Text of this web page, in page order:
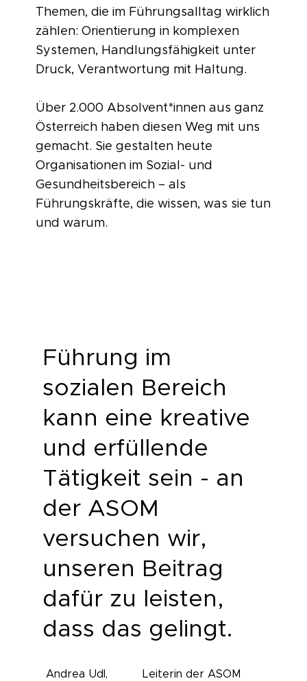
Themen, die im Führungsalltag wirklich
zählen: Orientierung in komplexen
Systemen, Handlungsfähigkeit unter
Druck, Verantwortung mit Haltung.
Über 2.000 Absolvent*innen aus ganz
Österreich haben diesen Weg mit uns
gemacht. Sie gestalten heute
Organisationen im Sozial- und
Gesundheitsbereich – als
Führungskräfte, die wissen, was sie tun
und warum.
Führung im
sozialen Bereich
kann eine kreative
und erfüllende
Tätigkeit sein - an
der ASOM
versuchen wir,
unseren Beitrag
dafür zu leisten,
dass das gelingt.
Andrea Udl, Leiterin der ASOM